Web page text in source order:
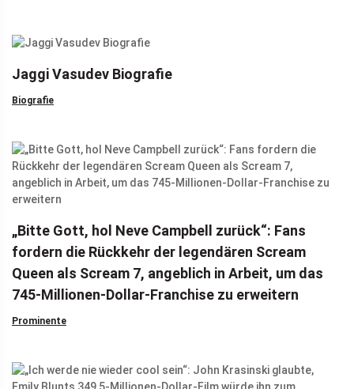
Jaggi Vasudev Biografie
Biografie
„Bitte Gott, hol Neve Campbell zurück“: Fans
fordern die Rückkehr der legendären Scream
Queen als Scream 7, angeblich in Arbeit, um das
745-Millionen-Dollar-Franchise zu erweitern
Prominente